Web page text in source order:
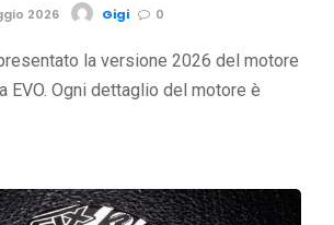
2026 Gigi 0
la versione 2026 del motore
EVO. Ogni dettaglio del motore è